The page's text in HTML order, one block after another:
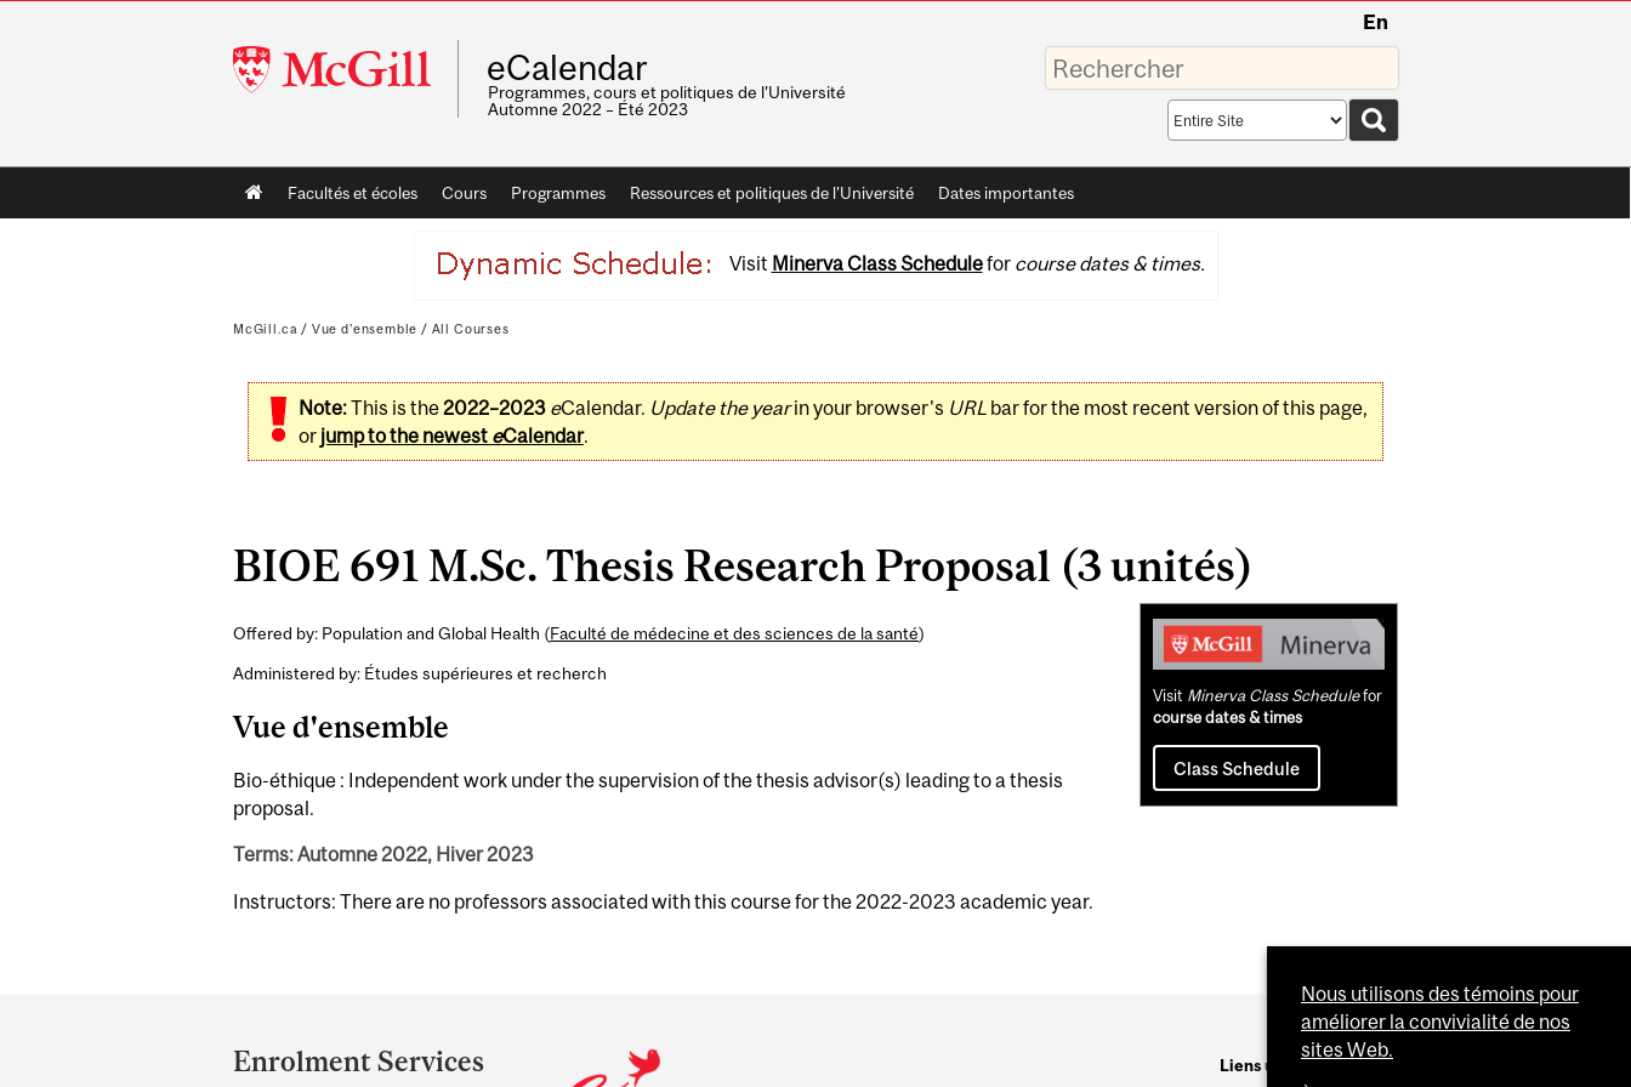
McGill
University
En
eCalendar
Programmes, cours et politiques de l'Université
Automne 2022 – Été 2023
Saisissez
vos
mots-
Search
scope
Main
navigation
Facultés et écoles Cours Programmes Ressources et politiques de l'Université Dates importantes
Visit Minerva Class Schedulefor course dates & times.
McGill.ca / Vue d'ensemble / All Courses
Note:This is the2022–2023 eCalendar. Update the yearin your browser's URLbar for the most recent version of this page,
or jump to the newest eCalendar.
BIOE 691 M.Sc. Thesis Research Proposal (3 unités)
Offered by: Population and Global Health (Faculté de médecine et des sciences de la santé)
Administered by: Études supérieures et recherch
Vue d'ensemble
Bio-éthique : Independent work under the supervision of the thesis advisor(s) leading to a thesis
proposal.
Terms: Automne 2022, Hiver 2023
Instructors: There are no professors associated with this course for the 2022-2023 academic year.
Related
Content
Visit Minerva Class Schedulefor
course dates & times
Class Schedule
and
Enrolment Services Liens utiles
Nous utilisons des témoins pour
améliorer la convivialité de nos
sites Web.